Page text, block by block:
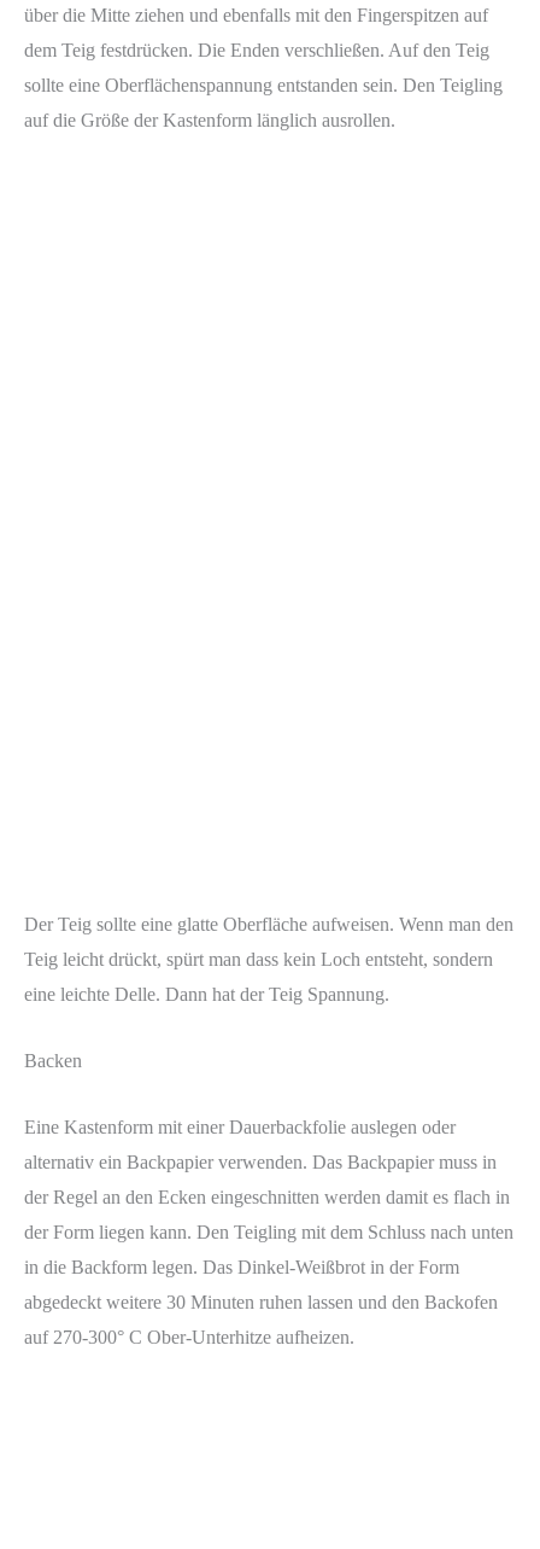
über die Mitte ziehen und ebenfalls mit den Fingerspitzen auf
dem Teig festdrücken. Die Enden verschließen. Auf den Teig
sollte eine Oberflächenspannung entstanden sein. Den Teigling
auf die Größe der Kastenform länglich ausrollen.
Der Teig sollte eine glatte Oberfläche aufweisen. Wenn man den
Teig leicht drückt, spürt man dass kein Loch entsteht, sondern
eine leichte Delle. Dann hat der Teig Spannung.
Backen
Eine Kastenform mit einer Dauerbackfolie auslegen oder
alternativ ein Backpapier verwenden. Das Backpapier muss in
der Regel an den Ecken eingeschnitten werden damit es flach in
der Form liegen kann. Den Teigling mit dem Schluss nach unten
in die Backform legen. Das Dinkel-Weißbrot in der Form
abgedeckt weitere 30 Minuten ruhen lassen und den Backofen
auf 270-300° C Ober-Unterhitze aufheizen.